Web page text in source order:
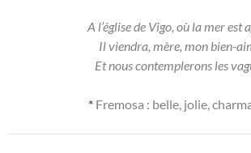
A l’église de Vigo, où la mer est
Il viendra, mère, mon bien-
Et nous contemplerons les
* Fremosa : belle, jolie,